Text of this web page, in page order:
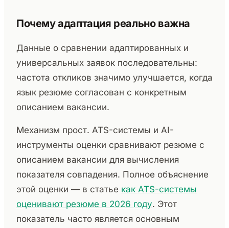
Почему адаптация реально важна
Данные о сравнении адаптированных и
универсальных заявок последовательны:
частота откликов значимо улучшается, когда
язык резюме согласован с конкретным
описанием вакансии.
Механизм прост. ATS-системы и AI-
инструменты оценки сравнивают резюме с
описанием вакансии для вычисления
показателя совпадения. Полное объяснение
этой оценки — в статье как ATS-системы
оценивают резюме в 2026 году. Этот
показатель часто является основным